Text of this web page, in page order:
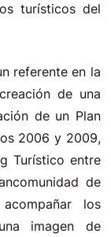
turísticos del
referente en la
de una
de un Plan
2006 y 2009,
Turístico entre
de
los
imagen de